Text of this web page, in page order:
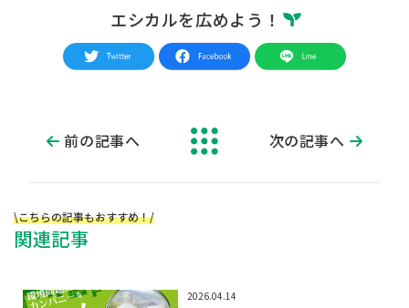
エシカルを広めよう！
前の記事へ 次の記事へ
\こちらの記事もおすすめ！/
関連記事
2026.04.14